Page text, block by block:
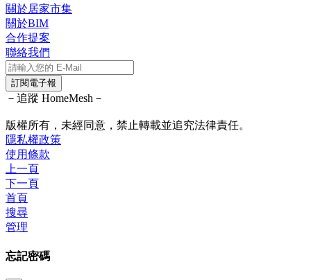
關於居家市集
關於BIM
合作提案
聯絡我們
訂閱電子報
－追蹤 HomeMesh－
版權所有，未經同意，禁止轉載並追究法律責任。
隱私權政策
使用條款
上一頁
下一頁
首頁
搜尋
管理
忘記密碼